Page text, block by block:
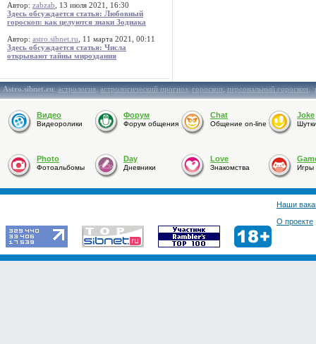
Автор: zabzab , 13 июля 2021, 16:30
Здесь обсуждается статья: Любовный
гороскоп: как целуются знаки Зодиака
Автор: astro.sibnet.ru , 11 марта 2021, 00:11
Здесь обсуждается статья: Числа
открывают тайны мироздания
Astro.sibnet.ru:астрология,астрологический прогноз,гороскоп,персональный гороскоп,
Видео
Видеоролики
Форум
Форум общения
Chat
Общение on-line
Joke
Photo
Фотоальбомы
Day
Дневники
Love
Знакомства Игры
Наши
О проекте